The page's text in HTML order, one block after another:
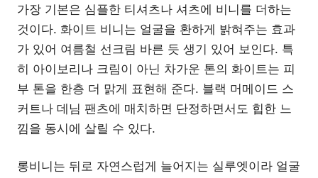
가장 기본은 심플한 티셔츠나 셔츠에 비니를 더하는
것이다. 화이트 비니는 얼굴을 환하게 밝혀주는 효과
가 있어 여름철 선크림 바른 듯 생기 있어 보인다. 특
히 아이보리나 크림이 아닌 차가운 톤의 화이트는 피
부 톤을 한층 더 맑게 표현해 준다. 블랙 머메이드 스
커트나 데님 팬츠에 매치하면 단정하면서도 힙한 느
낌을 동시에 살릴 수 있다.
롱비니는 뒤로 자연스럽게 늘어지는 실루엣이라 얼굴